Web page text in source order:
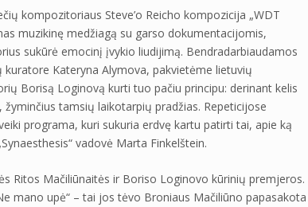
kompozitoriaus Steve’o Reicho kompozicija „WDT
muzikinę medžiagą su garso dokumentacijomis,
sukūrė emocinį įvykio liudijimą. Bendradarbiaudamos
kuratore Kateryna Alymova, pakvietėme lietuvių
Borisą Loginovą kurti tuo pačiu principu: derinant kelis
tamsių laikotarpių pradžias. Repeticijose
programa, kuri sukuria erdvę kartu patirti tai, apie ką
vadovė Marta Finkelštein.
Ritos Mačiliūnaitės ir Boriso Loginovo kūrinių premjeros.
mano upė“ – tai jos tėvo Broniaus Mačiliūno papasakota